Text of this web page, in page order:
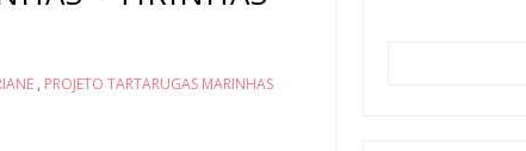
, PROJETO TARTARUGAS MARINHAS